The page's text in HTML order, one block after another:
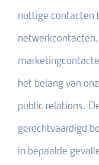
nuttige contacten
het belang van
public relations.
gerechtvaardigd
in bepaalde